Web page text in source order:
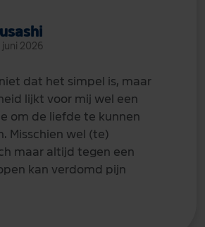
juni 2026
niet dat het simpel is, maar
lijkt voor mij wel een
om de liefde te kunnen
Misschien wel (te)
maar altijd tegen een
kan verdomd pijn